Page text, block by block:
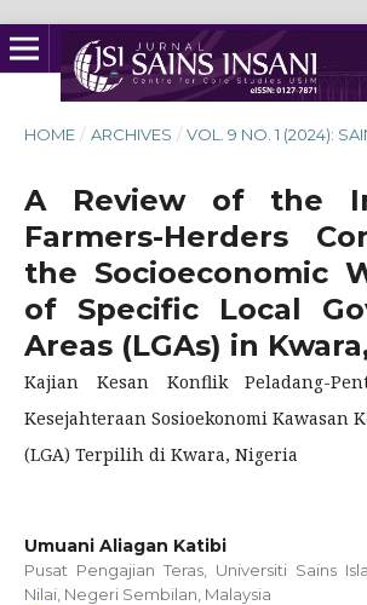
HOME / ARCHIVES / VOL. 9 NO. 1 (2024):
A Review of the
Farmers-Herders
the Socioeconomic
of Specific Local
Areas (LGAs) in
Kajian Kesan Konflik Peladang-
Kesejahteraan Sosioekonomi Kawasan
(LGA) Terpilih di Kwara, Nigeria
Umuani Aliagan Katibi
Pusat Pengajian Teras, Universiti Sains
Nilai, Negeri Sembilan, Malaysia